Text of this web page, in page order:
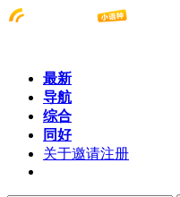
最新
导航
综合
同好
关于邀请注册